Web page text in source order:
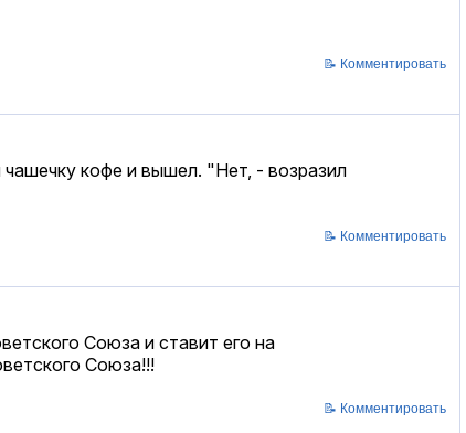
📝 Комментировать
кофе и вышел. "Нет, - возразил
📝 Комментировать
Союза и ставит его на
Союза!!!
📝 Комментировать